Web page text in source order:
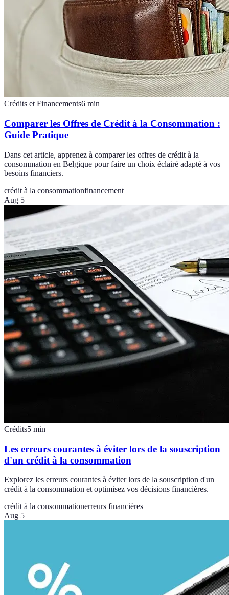
Crédits et Financements6 min
Comparer les Offres de Crédit à la Consommation :
Guide Pratique
Dans cet article, apprenez à comparer les offres de crédit à la
consommation en Belgique pour faire un choix éclairé adapté à vos
besoins financiers.
crédit à la consommationfinancement
Aug 5
Crédits5 min
Les erreurs courantes à éviter lors de la souscription
d'un crédit à la consommation
Explorez les erreurs courantes à éviter lors de la souscription d'un
crédit à la consommation et optimisez vos décisions financières.
crédit à la consommationerreurs financières
Aug 5